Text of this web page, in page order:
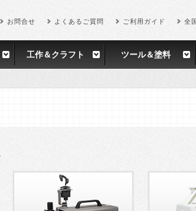
お問合せ よくあるご質問 ご利用ガイド 全
工作＆クラフト ツール＆塗料